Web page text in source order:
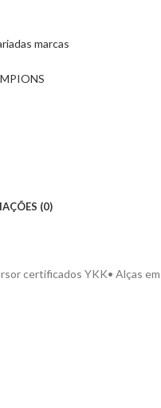
marcas
(0)
certificados YKK• Alças em